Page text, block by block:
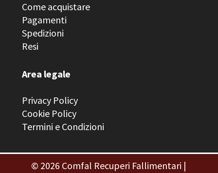
Come acquistare
Pagamenti
Spedizioni
Resi
Area legale
Privacy Policy
Cookie Policy
Termini e Condizioni
© 2026 Comfal Recuperi Fallimentari |